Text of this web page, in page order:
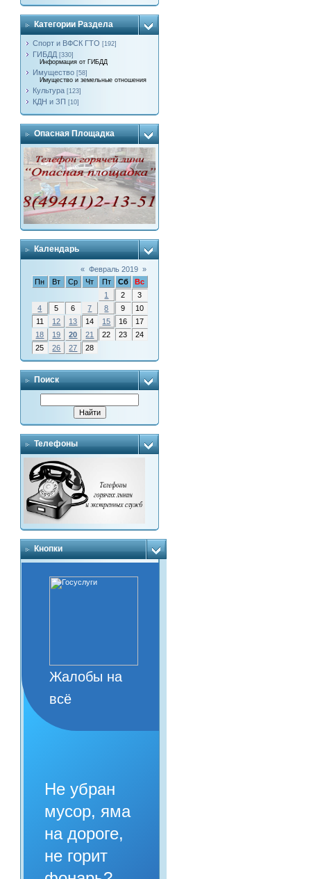
Категории Раздела
Спорт и ВФСК ГТО [192]
ГИБДД [330]
Информация от ГИБДД
Имущество [58]
Имущество и земельные отношения
Культура [123]
КДН и ЗП [10]
Опасная Площадка
Календарь
« Февраль 2019 »
Пн
Вт Ср Чт Пт Сб
Вс
1
2
3
4
5 6 7 8 9
10
11
12 13 14 15 16
17
18
19 20 21 22 23
24
25
26 27 28
Поиск
Телефоны
Кнопки
Жалобы на
всё
Не убран
мусор, яма
на дороге,
не горит